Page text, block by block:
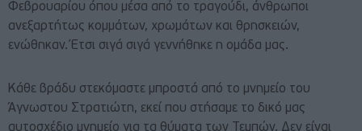
Φεβρουαρίου όπου μέσα από το τραγούδι, άνθρωποι
ανεξαρτήτως κομμάτων, χρωμάτων και θρησκειών,
ενώθηκαν. Έτσι σιγά σιγά γεννήθηκε η ομάδα μας.
Κάθε βράδυ στεκόμαστε μπροστά από το μνημείο του
Άγνωστου Στρατιώτη, εκεί που στήσαμε το δικό μας
αυτοσχέδιο μνημείο για τα θύματα των Τεμπών. Δεν είναι